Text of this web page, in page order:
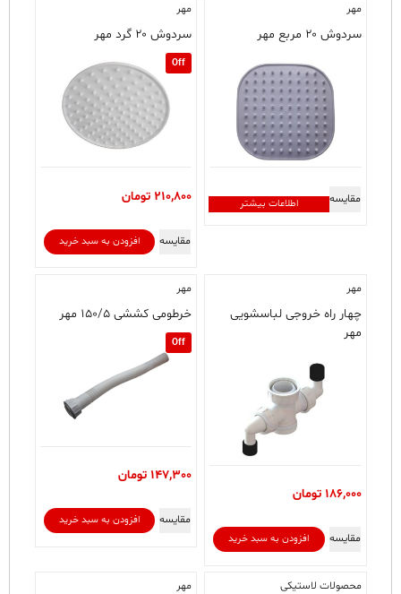
مهر
سردوش ۲۰ مربع مهر
اطلاعات بیشتر مقایسه
مهر
سردوش ۲۰ گرد مهر
Off
210,800 تومان
افزودن به سبد خرید مقایسه
مهر
چهار راه خروجی لباسشویی
مهر
186,000 تومان
افزودن به سبد خرید مقایسه
مهر
خرطومی کششی ۱۵۰/۵ مهر
Off
147,300 تومان
افزودن به سبد خرید مقایسه
محصولات لاستیکی مهر